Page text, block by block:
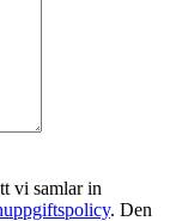
vi samlar in
. Den